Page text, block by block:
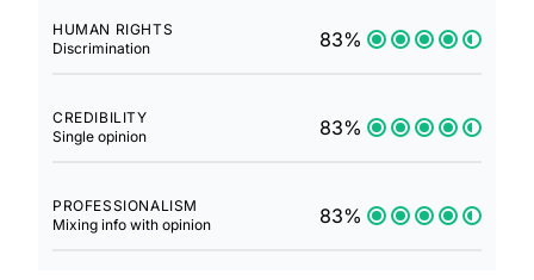
HUMAN RIGHTS
Discrimination
83%
CREDIBILITY
Single opinion
83%
PROFESSIONALISM
Mixing info with opinion
83%